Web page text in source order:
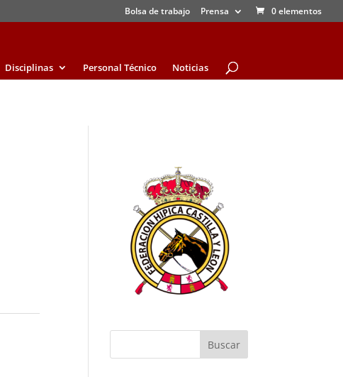
Bolsa de trabajo Prensa 0 elementos
Disciplinas Personal Técnico Noticias